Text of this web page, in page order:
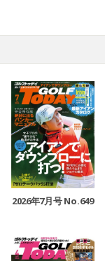
2026年7月号 No.649